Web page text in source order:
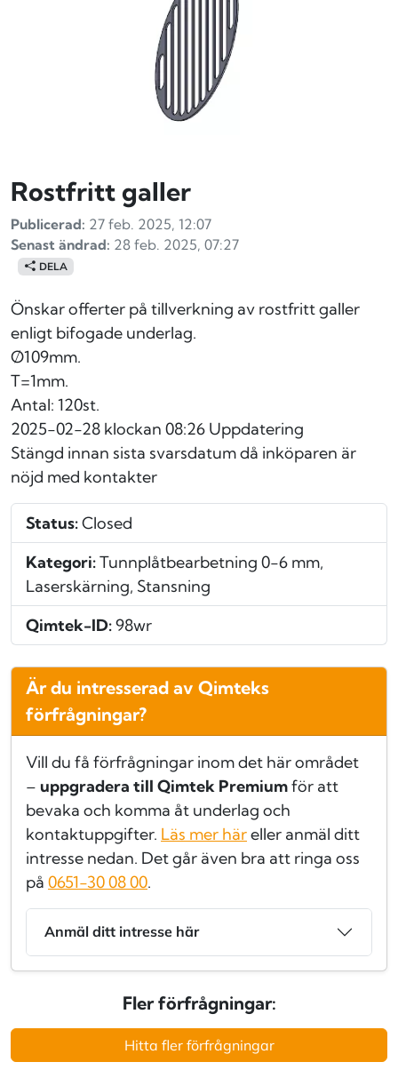
Rostfritt galler
Publicerad: 27 feb. 2025, 12:07
Senast ändrad: 28 feb. 2025, 07:27
DELA
Önskar offerter på tillverkning av rostfritt galler
enligt bifogade underlag.
Ø109mm.
T=1mm.
Antal: 120st.
2025-02-28 klockan 08:26 Uppdatering
Stängd innan sista svarsdatum då inköparen är
nöjd med kontakter
Status:Closed
Kategori:Tunnplåtbearbetning 0-6 mm,
Laserskärning, Stansning
Qimtek-ID:98wr
Är du intresserad av Qimteks
förfrågningar?
Vill du få förfrågningar inom det här området
– uppgradera till Qimtek Premiumför att
bevaka och komma åt underlag och
kontaktuppgifter. Läs mer häreller anmäl ditt
intresse nedan. Det går även bra att ringa oss
på 0651-30 08 00.
Anmäl ditt intresse här
Fler förfrågningar:
Hitta fler förfrågningar